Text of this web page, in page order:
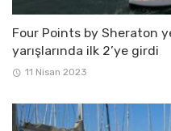
Four Points by Sheraton
yarışlarında ilk 2’ye girdi
11 Nisan 2023